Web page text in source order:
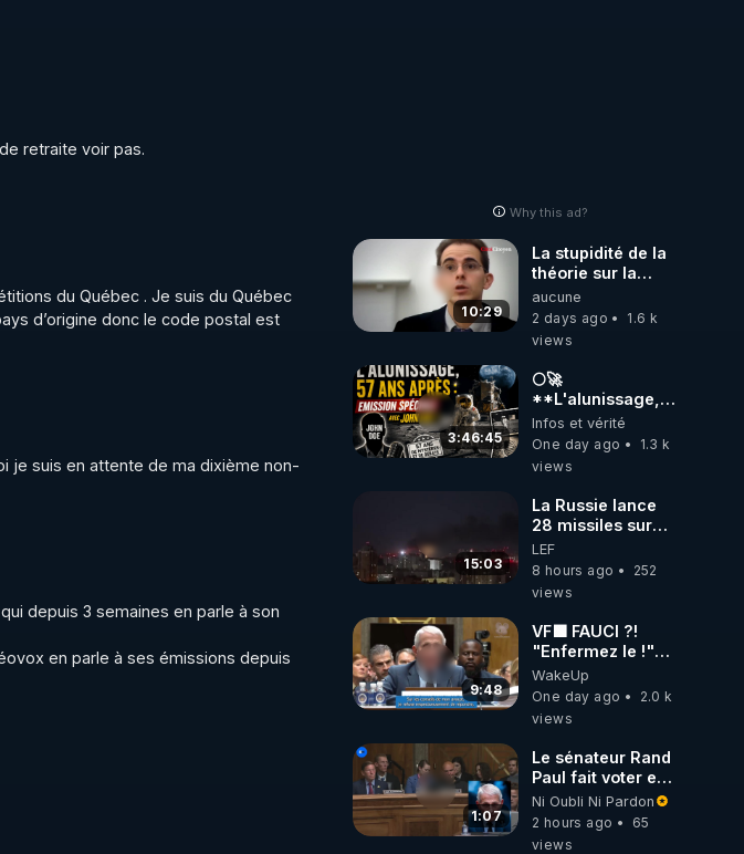
compris toutes les émissions de
sur nos canaux :
retraite voir pas.
du Québec . Je suis du Québec
d’origine donc le code postal est
je suis en attente de ma dixième non-
depuis 3 semaines en parle à son
en parle à ses émissions depuis
Why this ad?
10:29
La stupidité de la
théorie sur la
responsabilité de
l’homme
concernant le
carbone.
aucune
2 days ago
1.6 k
views
3:46:45
🌕🚀
**L'alunissage,
57 ans après :
Émission spéciale
avec John Doe
Infos et vérité
One day ago
1.3 k
views
15:03
La Russie lance
28 missiles sur
Kiev, l'attaque
révèle la faiblesse
de Kiev
LEF
8 hours ago
252
views
9:48
VF🟩 FAUCI ?!
"Enfermez le !"
(Lock him up!) -
Quartz Traduction
WakeUp
One day ago
2.0 k
views
1:07
Le sénateur Rand
Paul fait voter en
commission
l'outrage au
Congrès contre
Ni Oubli Ni Pardon
2 hours ago
65
views